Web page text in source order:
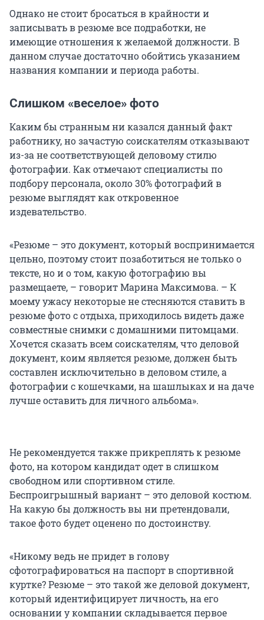
Однако не стоит бросаться в крайности и
записывать в резюме все подработки, не
имеющие отношения к желаемой должности. В
данном случае достаточно обойтись указанием
названия компании и периода работы.
Слишком «веселое» фото
Каким бы странным ни казался данный факт
работнику, но зачастую соискателям отказывают
из-за не соответствующей деловому стилю
фотографии. Как отмечают специалисты по
подбору персонала, около 30% фотографий в
резюме выглядят как откровенное
издевательство.
«Резюме – это документ, который воспринимается
цельно, поэтому стоит позаботиться не только о
тексте, но и о том, какую фотографию вы
размещаете, – говорит Марина Максимова. – К
моему ужасу некоторые не стесняются ставить в
резюме фото с отдыха, приходилось видеть даже
совместные снимки с домашними питомцами.
Хочется сказать всем соискателям, что деловой
документ, коим является резюме, должен быть
составлен исключительно в деловом стиле, а
фотографии с кошечками, на шашлыках и на даче
лучше оставить для личного альбома».
Не рекомендуется также прикреплять к резюме
фото, на котором кандидат одет в слишком
свободном или спортивном стиле.
Беспроигрышный вариант – это деловой костюм.
На какую бы должность вы ни претендовали,
такое фото будет оценено по достоинству.
«Никому ведь не придет в голову
сфотографироваться на паспорт в спортивной
куртке? Резюме – это такой же деловой документ,
который идентифицирует личность, на его
основании у компании складывается первое